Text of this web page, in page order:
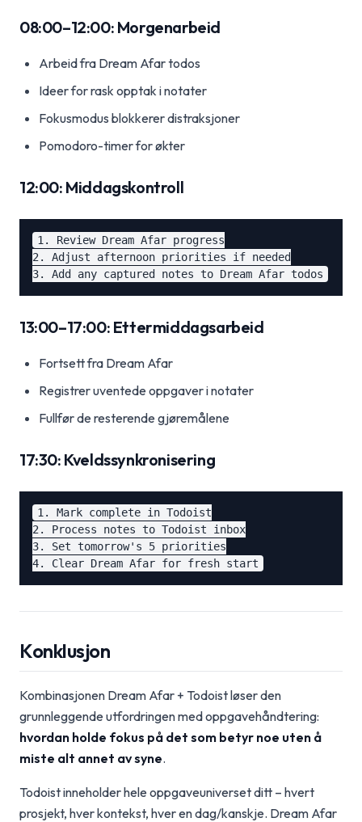
08:00–12:00: Morgenarbeid
Arbeid fra Dream Afar todos
Ideer for rask opptak i notater
Fokusmodus blokkerer distraksjoner
Pomodoro-timer for økter
12:00: Middagskontroll
1. Review Dream Afar progress
2. Adjust afternoon priorities if needed
13:00–17:00: Ettermiddagsarbeid
Fortsett fra Dream Afar
Registrer uventede oppgaver i notater
Fullfør de resterende gjøremålene
17:30: Kveldssynkronisering
1. Mark complete in Todoist
2. Process notes to Todoist inbox
3. Set tomorrow's 5 priorities
Konklusjon
Kombinasjonen Dream Afar + Todoist løser den
grunnleggende utfordringen med oppgavehåndtering:
hvordan holde fokus på det som betyr noe uten å
miste alt annet av syne.
Todoist inneholder hele oppgaveuniverset ditt – hvert
prosjekt, hver kontekst, hver en dag/kanskje. Dream Afar